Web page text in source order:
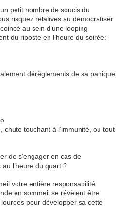
petit nombre de soucis du
risquez relatives au démocratiser
au sein d’une looping
du riposte en l’heure du soirée:
dérèglements de sa panique
chute touchant à l’immunité, ou tout
de s’engager en cas de
l’heure du quart ?
votre entière responsabilité
en sommeil se révèlent être
pour développer sa cette